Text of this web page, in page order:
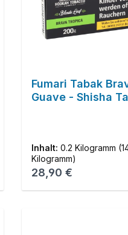
Fumari Tabak
Guave - Shisha
Inhalt: 0.2 Kilogramm
Kilogramm)
Regulärer Preis:
28,90 €